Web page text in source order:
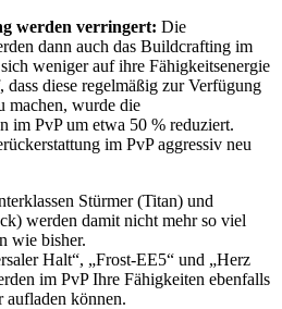
werden verringert: Die
dann auch das Buildcrafting im
weniger auf ihre Fähigkeitsenergie
dass diese regelmäßig zur Verfügung
machen, wurde die
im PvP um etwa 50 % reduziert.
im PvP aggressiv neu
Stürmer (Titan) und
werden damit nicht mehr so viel
wie bisher.
Halt“, „Frost-EE5“ und „Herz
im PvP Ihre Fähigkeiten ebenfalls
aufladen können.